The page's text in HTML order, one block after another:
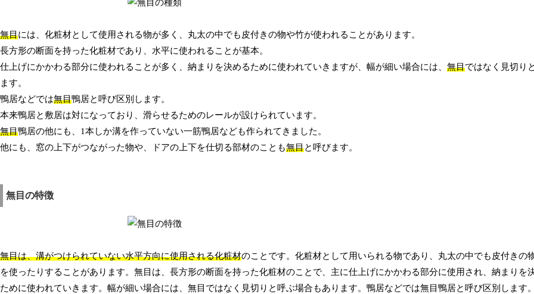
無目には、化粧材として使用される物が多く、丸太の中でも皮付きの物や竹が使われることがあります。
長方形の断面を持った化粧材であり、水平に使われることが基本。
仕上げにかかわる部分に使われることが多く、納まりを決めるために使われていきますが、幅が細い場合には、 無目ではなく見切り
ます。
鴨居などでは無目鴨居と呼び区別します。
本来鴨居と敷居は対になっており、滑らせるためのレールが設けられています。
無目鴨居の他にも、1本しか溝を作っていない一筋鴨居なども作られてきました。
他にも、窓の上下がつながった物や、ドアの上下を仕切る部材のことも無目と呼びます。
無目の特徴
無目は、溝がつけられていない水平方向に使用される化粧材のことです。化粧材として用いられる物であり、丸太の中でも皮付きの
を使ったりすることがあります。無目は、長方形の断面を持った化粧材のことで、主に仕上げにかかわる部分に使用され、納まりを
ために使われていきます。幅が細い場合には、無目ではなく見切りと呼ぶ場合もあります。鴨居などでは無目鴨居と呼び区別します